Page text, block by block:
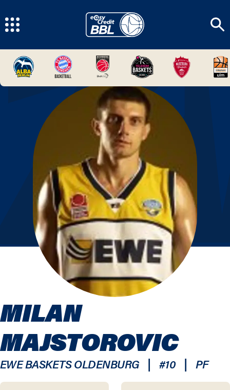
MILAN
MAJSTOROVIC
EWE BASKETS OLDENBURG | #10 | PF